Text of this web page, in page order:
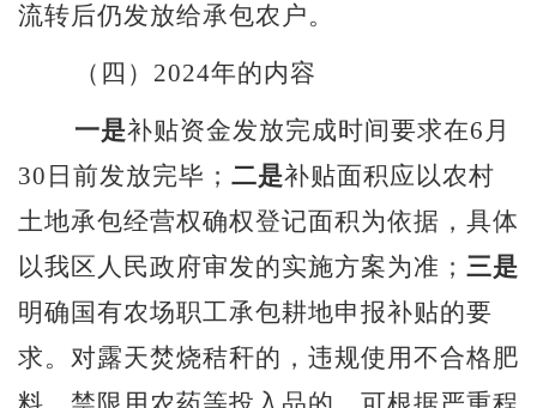
流转后仍发放给承包农户。
（四） 2024年的内容
一是补贴资金发放完成时间要求在6 月
30 日前发放完毕； 二是补贴面积应以农村
土地承包经营权确权登记面积为依据，具体
以我区人民政府审发的实施方案为准； 三是
明确国有农场职工承包耕地申报补贴的要
求。对露天焚烧秸秆的，违规使用不合格肥